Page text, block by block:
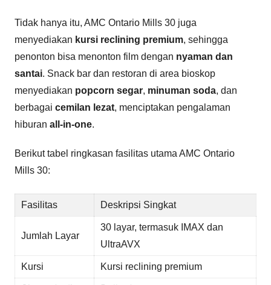
Tidak hanya itu, AMC Ontario Mills 30 juga
menyediakan kursi reclining premium, sehingga
penonton bisa menonton film dengan nyaman dan
santai. Snack bar dan restoran di area bioskop
menyediakan popcorn segar, minuman soda, dan
berbagai cemilan lezat, menciptakan pengalaman
hiburan all-in-one.
Berikut tabel ringkasan fasilitas utama AMC Ontario
Mills 30:
Fasilitas Deskripsi Singkat
Jumlah Layar
30 layar, termasuk IMAX dan
UltraAVX
Kursi Kursi reclining premium